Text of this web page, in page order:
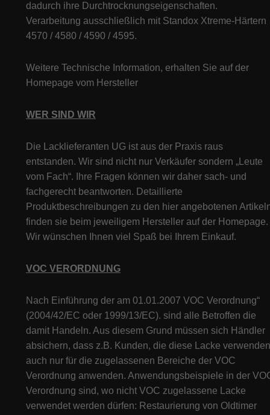
dadurch ihre Durchtrocknungseigenschaften.
Verarbeitung ausschließlich mit Standox Xtreme-Härtern
4570 / 4580 / 4590 / 4595.
Weitere Technische Information, erhalten Sie auf der
Homepage vom Hersteller
WER SIND WIR
Die Lacklieferanten UG ist aus der Praxis raus
entstanden. Wir sind nicht nur Verkäufer sondern „Leute
vom Fach“. Ihre Fragen können wir daher sach- und
fachgerecht beantworten. Detaillierte
Produktbeschreibungen zu den hier angebotenen
finden sie beim jeweiligem Hersteller auf der Homepage.
Wir wünschen Ihnen viel Spaß bei Ihrem Einkauf.
VOC VERORDNUNG
Nach Einführung der am 01.01.2007 VOC Verordnung“
(2004/42/EC oder 1999/13/EC). sind alle Betroffen die
damit Handeln. Aus diesem Grund müssen sich Händler
absichern, dass z.B. Kunden, die diese Lacke
auch nur für die zugelassenen Bereiche der VOC
Verordnung anwenden. Anwendungsbeispiele in der
Verordnung sind, wo nicht VOC zugelassene Lacke
verwendet werden dürfen: Restaurierung von Oldtimer